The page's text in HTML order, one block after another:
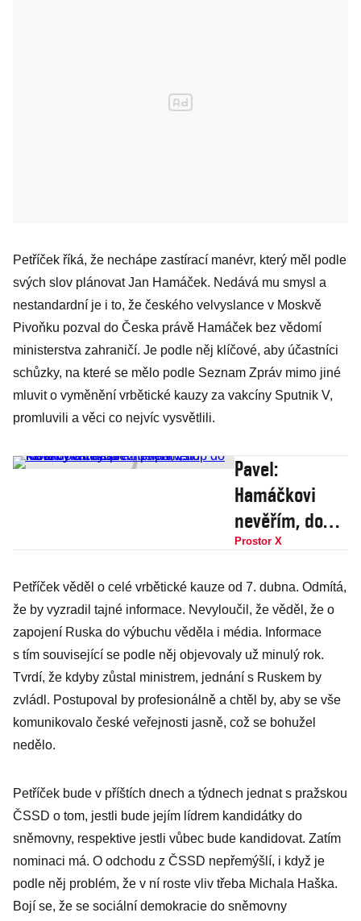
Petříček říká, že nechápe zastírací manévr, který měl podle
svých slov plánovat Jan Hamáček. Nedává mu smysl a
nestandardní je i to, že českého velvyslance v Moskvě
Pivoňku pozval do Česka právě Hamáček bez vědomí
ministerstva zahraničí. Je podle něj klíčové, aby účastníci
schůzky, na které se mělo podle Seznam Zpráv mimo jiné
mluvit o vyměnění vrbětické kauzy za vakcíny Sputnik V,
promluvili a věci co nejvíc vysvětlili.
Pavel:
Hamáčkovi
nevěřím, do
Moskvy chtěl.
připraven
kandidovat na
prezidenta,
vstup do KSČ
byla chyba
Prostor X
Petříček věděl o celé vrbětické kauze od 7. dubna. Odmítá,
že by vyzradil tajné informace. Nevyloučil, že věděl, že o
zapojení Ruska do výbuchu věděla i média. Informace
s tím související se podle něj objevovaly už minulý rok.
Tvrdí, že kdyby zůstal ministrem, jednání s Ruskem by
zvládl. Postupoval by profesionálně a chtěl by, aby se vše
komunikovalo české veřejnosti jasně, což se bohužel
nedělo.
Petříček bude v příštích dnech a týdnech jednat s pražskou
ČSSD o tom, jestli bude jejím lídrem kandidátky do
sněmovny, respektive jestli vůbec bude kandidovat. Zatím
nominaci má. O odchodu z ČSSD nepřemýšlí, i když je
podle něj problém, že v ní roste vliv třeba Michala Haška.
Bojí se, že se sociální demokracie do sněmovny